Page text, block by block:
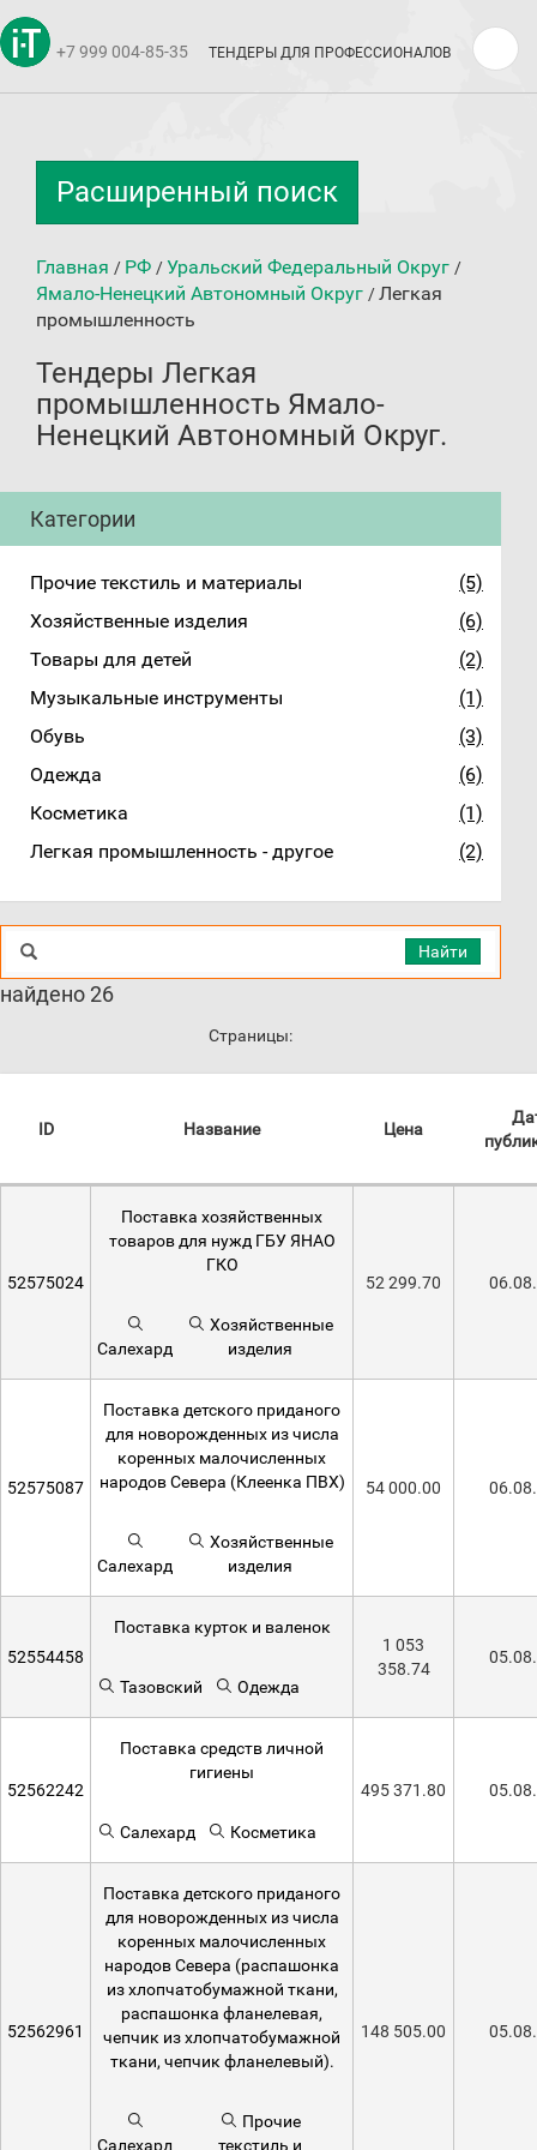
+7 999 004-85-35 ТЕНДЕРЫ ДЛЯ ПРОФЕССИОНАЛОВ
Расширенный поиск
Главная / РФ /Уральский Федеральный Округ /
Ямало-Ненецкий Автономный Округ /Легкая
промышленность
Тендеры Легкая
промышленность Ямало-
Ненецкий Автономный Округ.
Категории
Прочие текстиль и материалы
(5)
Хозяйственные изделия
(6)
Товары для детей
(2)
Музыкальные инструменты
(1)
Обувь
(3)
Одежда
(6)
Косметика
(1)
Легкая промышленность - другое
(2)
Найти
найдено 26
Страницы:
ID Название Цена
52575024
Поставка хозяйственных
товаров для нужд ГБУ ЯНАО
ГКО
Салехард
Хозяйственные
изделия
52 299.70
52575087
Поставка детского приданого
для новорожденных из числа
коренных малочисленных
народов Севера (Клеенка ПВХ)
Салехард
Хозяйственные
изделия
54 000.00
52554458
Поставка курток и валенок
Тазовский Одежда
1 053
358.74
52562242
Поставка средств личной
гигиены
Салехард Косметика
495 371.80
52562961
Поставка детского приданого
для новорожденных из числа
коренных малочисленных
народов Севера (распашонка
из хлопчатобумажной ткани,
распашонка фланелевая,
чепчик из хлопчатобумажной
ткани, чепчик фланелевый).
Салехард
Прочие
текстиль и
148 505.00